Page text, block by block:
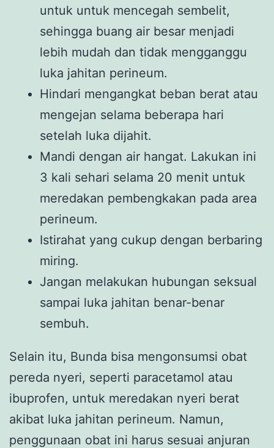
untuk untuk mencegah sembelit,
sehingga buang air besar menjadi
lebih mudah dan tidak mengganggu
luka jahitan perineum.
Hindari mengangkat beban berat atau
mengejan selama beberapa hari
setelah luka dijahit.
Mandi dengan air hangat. Lakukan ini
3 kali sehari selama 20 menit untuk
meredakan pembengkakan pada area
perineum.
Istirahat yang cukup dengan berbaring
miring.
Jangan melakukan hubungan seksual
sampai luka jahitan benar-benar
sembuh.
Selain itu, Bunda bisa mengonsumsi obat
pereda nyeri, seperti paracetamol atau
ibuprofen, untuk meredakan nyeri berat
akibat luka jahitan perineum. Namun,
penggunaan obat ini harus sesuai anjuran